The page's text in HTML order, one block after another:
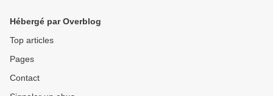
Hébergé par Overblog
Top articles
Pages
Contact